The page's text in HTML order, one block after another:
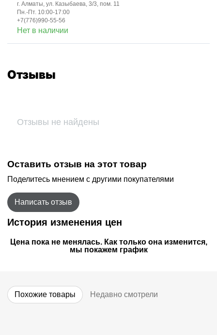
г. Алматы, ул. Казыбаева, 3/3, пом. 11
Пн.-Пт. 10:00-17:00
+7(776)990-55-56
Нет в наличии
Отзывы
Отзывы не найдены
Оставить отзыв на этот товар
Поделитесь мнением с другими покупателями
Написать отзыв
История изменения цен
Цена пока не менялась. Как только она изменится,
мы покажем график
Похожие товары Недавно смотрели